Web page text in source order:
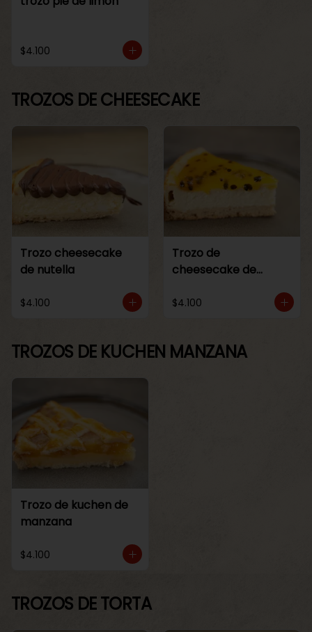
$4.100
TROZOS DE CHEESECAKE
Trozo cheesecake
de nutella
$4.100
Trozo de
cheesecake de
$4.100
TROZOS DE KUCHEN MANZANA
Trozo de kuchen de
manzana
$4.100
TROZOS DE TORTA